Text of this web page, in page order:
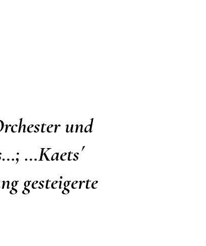
und
…Kaets´
gesteigerte